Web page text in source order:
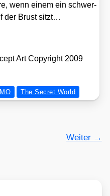
wenn einem ein schwer­
der Brust sitzt…
Art Copy­right 2009
The Secret World
Weiter →